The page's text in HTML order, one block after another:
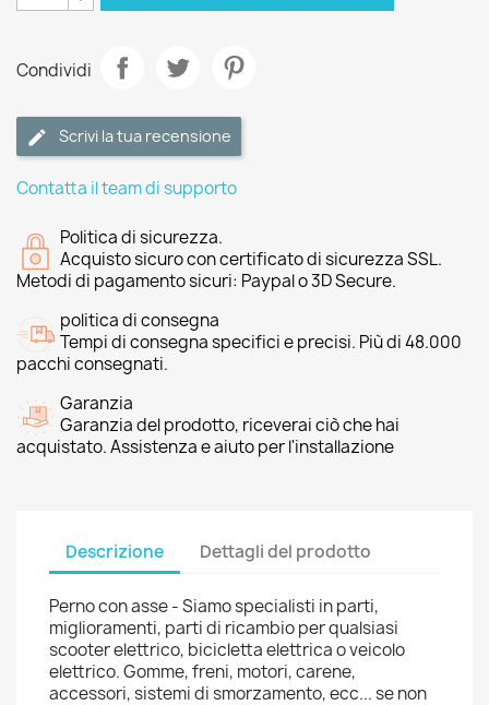
Condividi
Scrivi la tua recensione
Contatta il team di supporto
Politica di sicurezza.
Acquisto sicuro con certificato di sicurezza SSL.
Metodi di pagamento sicuri: Paypal o 3D Secure.
politica di consegna
Tempi di consegna specifici e precisi. Più di 48.000
pacchi consegnati.
Garanzia
Garanzia del prodotto, riceverai ciò che hai
acquistato. Assistenza e aiuto per l'installazione
Descrizione Dettagli del prodotto
Perno con asse - Siamo specialisti in parti,
miglioramenti, parti di ricambio per qualsiasi
scooter elettrico, bicicletta elettrica o veicolo
elettrico. Gomme, freni, motori, carene,
accessori, sistemi di smorzamento, ecc... se non